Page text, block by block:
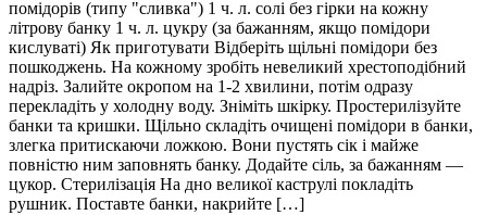
помідорів (типу "сливка") 1 ч. л. солі без гірки на кожну
літрову банку 1 ч. л. цукру (за бажанням, якщо помідори
кислуваті) Як приготувати Відберіть щільні помідори без
пошкоджень. На кожному зробіть невеликий хрестоподібний
надріз. Залийте окропом на 1-2 хвилини, потім одразу
перекладіть у холодну воду. Зніміть шкірку. Простерилізуйте
банки та кришки. Щільно складіть очищені помідори в банки,
злегка притискаючи ложкою. Вони пустять сік і майже
повністю ним заповнять банку. Додайте сіль, за бажанням —
цукор. Стерилізація На дно великої каструлі покладіть
рушник. Поставте банки, накрийте […]